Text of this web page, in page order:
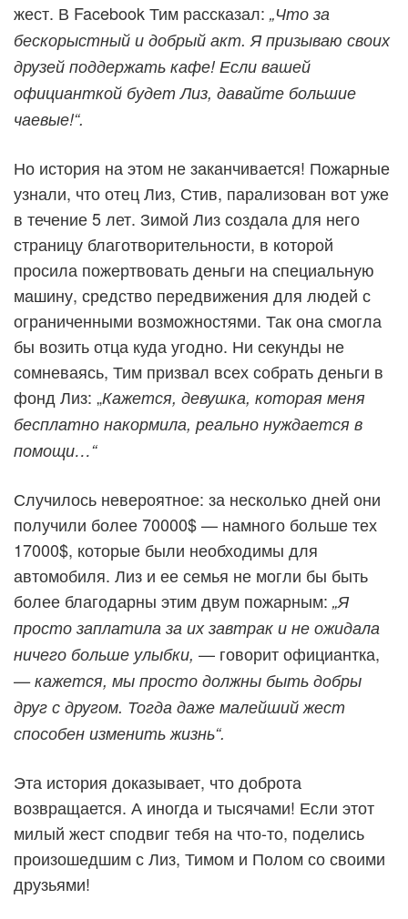
жест. В Facebook Тим рассказал: „Что за
бескорыстный и добрый акт. Я призываю своих
друзей поддержать кафе! Если вашей
официанткой будет Лиз, давайте большие
чаевые!“.
Но история на этом не заканчивается! Пожарные
узнали, что отец Лиз, Стив, парализован вот уже
в течение 5 лет. Зимой Лиз создала для него
страницу благотворительности, в которой
просила пожертвовать деньги на специальную
машину, средство передвижения для людей с
ограниченными возможностями. Так она смогла
бы возить отца куда угодно. Ни секунды не
сомневаясь, Тим призвал всех собрать деньги в
фонд Лиз: „Кажется, девушка, которая меня
бесплатно накормила, реально нуждается в
помощи…“
Случилось невероятное: за несколько дней они
получили более 70000$ — намного больше тех
17000$, которые были необходимы для
автомобиля. Лиз и ее семья не могли бы быть
более благодарны этим двум пожарным: „Я
просто заплатила за их завтрак и не ожидала
ничего больше улыбки, — говорит официантка,
— кажется, мы просто должны быть добры
друг с другом. Тогда даже малейший жест
способен изменить жизнь“.
Эта история доказывает, что доброта
возвращается. А иногда и тысячами! Если этот
милый жест сподвиг тебя на что-то, поделись
произошедшим с Лиз, Тимом и Полом со своими
друзьями!